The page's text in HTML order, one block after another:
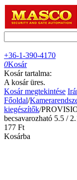
+36-1-390-4170
0Kosár
Kosár tartalma:
A kosár üres.
Kosár megtekintése
Főoldal/
kiegészítők/
becsavarozható 5.5 /
‍177‍ Ft
Kosárba